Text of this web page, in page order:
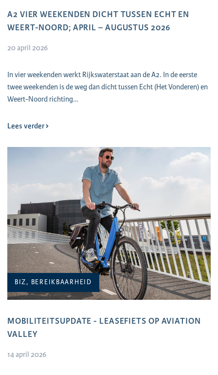
A2 VIER WEEKENDEN DICHT TUSSEN ECHT EN
WEERT-NOORD; APRIL – AUGUSTUS 2026
20 april 2026
In vier weekenden werkt Rijkswaterstaat aan de A2. In de eerste
twee weekenden is de weg dan dicht tussen Echt (Het Vonderen) en
Weert-Noord richting…
Lees verder
BIZ, BEREIKBAARHEID
MOBILITEITSUPDATE - LEASEFIETS OP AVIATION
VALLEY
14 april 2026